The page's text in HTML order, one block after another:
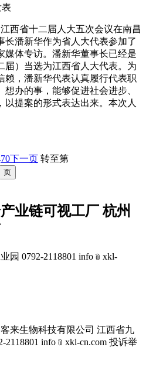
表
西省十二届人大五次会议在南昌
长潘新华作为省人大代表参加了
媒体专访。潘新华董事长已经是
届）当选为江西省人大代表。为
赖，潘新华代表认真履行代表职
办的事，能够促进社会进步、
以提案的形式表达出来。本次人
70下一页 转至第
业链可视工厂 杭州
园 0792-2118801 info﹫xkl-
来生物科技有限公司 江西省九
info﹫xkl-cn.com 投诉举